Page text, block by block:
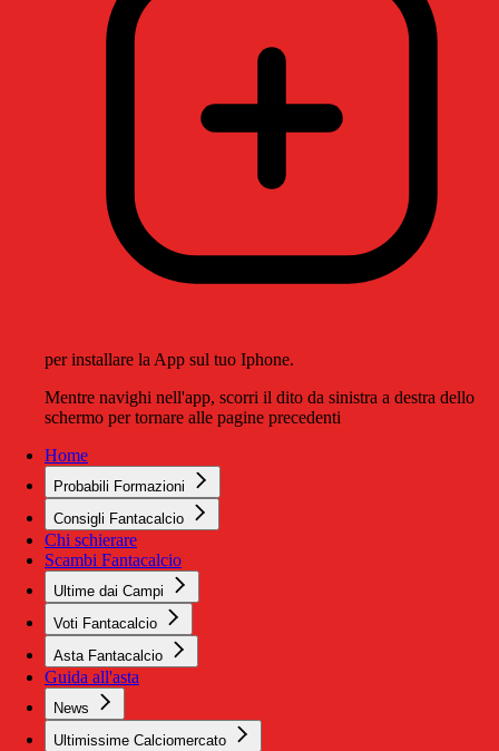
per installare la App sul tuo Iphone.
Mentre navighi nell'app, scorri il dito da sinistra a destra dello
schermo per tornare alle pagine precedenti
Home
Probabili Formazioni
Consigli Fantacalcio
Chi schierare
Scambi Fantacalcio
Ultime dai Campi
Voti Fantacalcio
Asta Fantacalcio
Guida all'asta
News
Ultimissime Calciomercato